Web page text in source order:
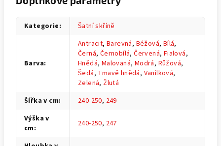
Kategorie: Šatní skříně
Barva:
Antracit,Barevná, Béžová, Bílá,
Černá, Černobílá,Červená, Fialová,
Hnědá, Malovaná, Modrá, Růžová,
Šedá, Tmavě hnědá, Vanilková,
Zelená, Žlutá
Šířka v cm: 240-250, 249
Výška v
cm: 240-250, 247